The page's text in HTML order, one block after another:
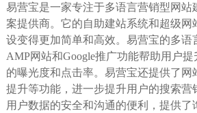
易营宝是一家专注于多语言营销型网站
案提供商。它的自助建站系统和超级网
设变得更加简单和高效。易营宝的多语
AMP网站和Google推广功能帮助用户
的曝光度和点击率。易营宝还提供了网
提升等功能，进一步提升用户的搜索营
用户数据的安全和沟通的便利，提供了